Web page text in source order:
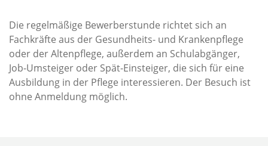
Die regelmäßige Bewerberstunde richtet sich an
Fachkräfte aus der Gesundheits- und Krankenpflege
oder der Altenpflege, außerdem an Schulabgänger,
Job-Umsteiger oder Spät-Einsteiger, die sich für eine
Ausbildung in der Pflege interessieren. Der Besuch ist
ohne Anmeldung möglich.